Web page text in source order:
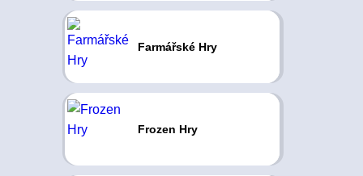
Farmářské Hry
Frozen Hry